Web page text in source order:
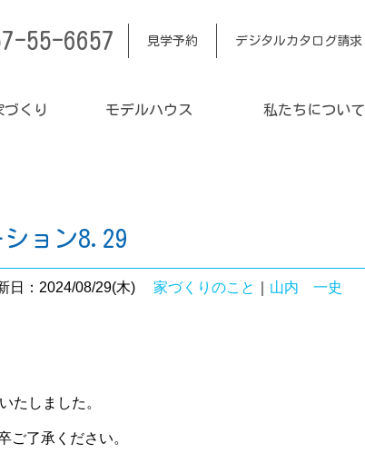
55-6657 見学予約 デジタルカタログ請求
くり モデルハウス 私たちについて
ョン8.29
日：2024/08/29(木) 家づくりのこと 山内 一史
たしました。
ご了承ください。